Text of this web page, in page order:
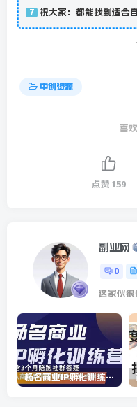
7 祝大家：都能找到适合
中创资源
喜
点赞 159
副业网
0
这家伙很
杨名商业IP孵化训练营，从商业到内容到转化一站式学 价值5980元